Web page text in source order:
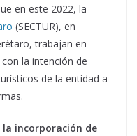
en este 2022, la
(SECTUR), en
trabajan en
la intención de
de la entidad a
la incorporación de